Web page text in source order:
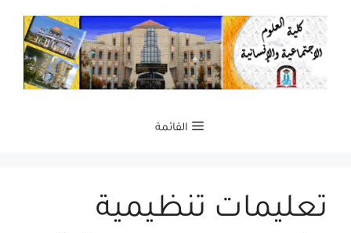
المحتوى
القائمة
تعليمات تنظيمية